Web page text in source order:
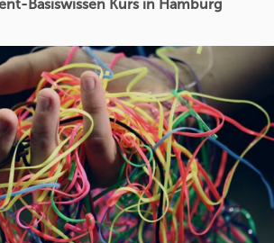
Basiswissen Kurs in Hamburg